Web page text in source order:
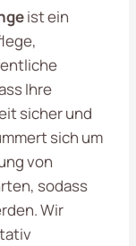
ist ein
Ihre
sicher und
sich um
von
sodass
Wir